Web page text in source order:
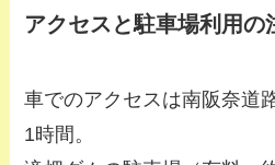
アクセスと駐車場利用の
車でのアクセスは南阪奈道
1時間。